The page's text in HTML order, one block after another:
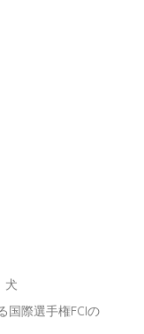
犬
国際選手権FCIの